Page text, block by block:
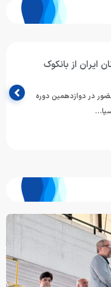
از بانکوک
در دوازدهمین دوره